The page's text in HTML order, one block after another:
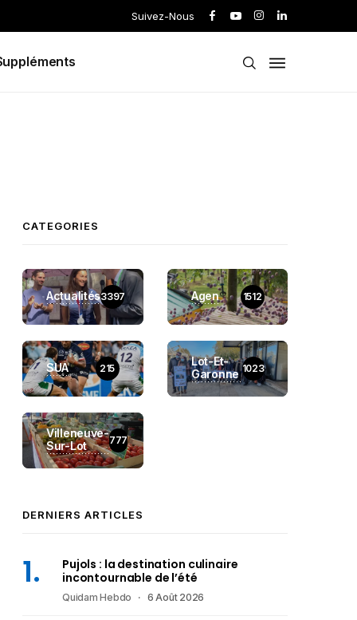
Suivez-Nous
CATEGORIES
Actualités3397 Agen 1512
SUA 215
Lot-Et-
Garonne 1023
Villeneuve-
Sur-Lot
777
DERNIERS ARTICLES
Pujols : la destination culinaire
incontournable de l’été
Quidam Hebdo 6 Août 2026